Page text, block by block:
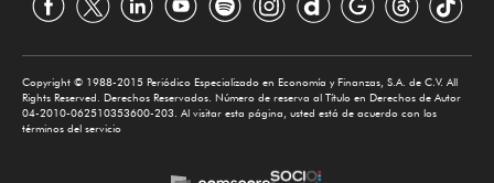
Copyright © 1988-2015 Periódico Especializado en Economía y Finanzas, S.A. de C.V. All
Rights Reserved. Derechos Reservados. Número de reserva al Título en Derechos de Autor
04-2010-062510353600-203. Al visitar esta página, usted está de acuerdo con los
términos del servicio